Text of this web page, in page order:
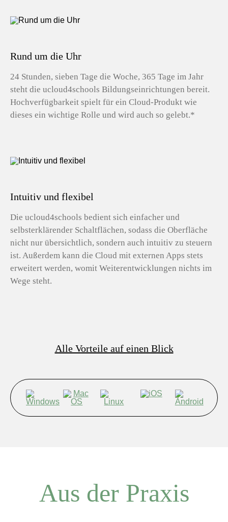
Rund um die Uhr
24 Stunden, sieben Tage die Woche, 365 Tage im Jahr
steht die ucloud4schools Bildungseinrichtungen bereit.
Hochverfügbarkeit spielt für ein Cloud-Produkt wie
dieses ein wichtige Rolle und wird auch so gelebt.*
Intuitiv und flexibel
Die ucloud4schools bedient sich einfacher und
selbsterklärender Schaltflächen, sodass die Oberfläche
nicht nur übersichtlich, sondern auch intuitiv zu steuern
ist. Außerdem kann die Cloud mit externen Apps stets
erweitert werden, womit Weiterentwicklungen nichts im
Wege steht.
Alle Vorteile auf einen Blick
Aus der Praxis